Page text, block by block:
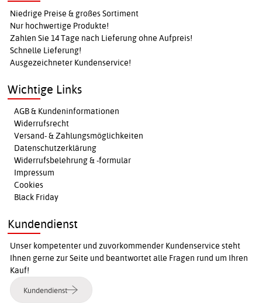
Niedrige Preise & großes Sortiment
Nur hochwertige Produkte!
Zahlen Sie 14 Tage nach Lieferung ohne Aufpreis!
Schnelle Lieferung!
Ausgezeichneter Kundenservice!
Wichtige Links
AGB & Kundeninformationen
Widerrufsrecht
Versand- & Zahlungsmöglichkeiten
Datenschutzerklärung
Widerrufsbelehrung & -formular
Impressum
Cookies
Black Friday
Kundendienst
Unser kompetenter und zuvorkommender Kundenservice steht
Ihnen gerne zur Seite und beantwortet alle Fragen rund um Ihren
Kauf!
Kundendienst